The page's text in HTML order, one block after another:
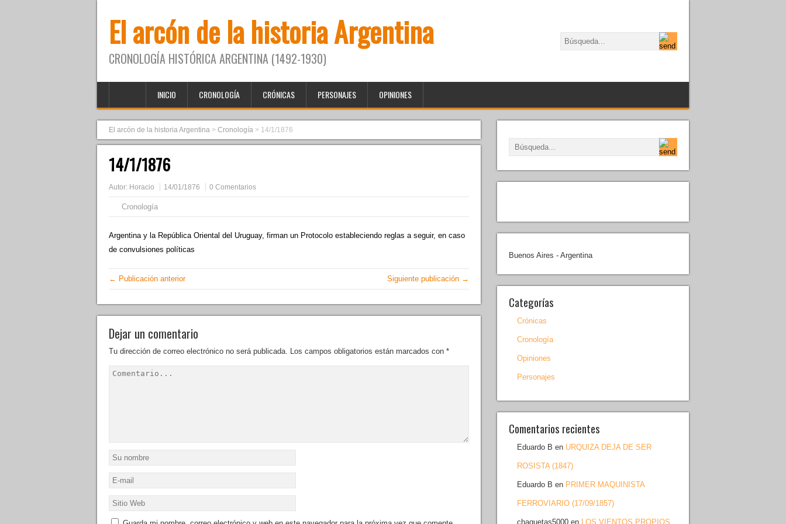
El arcón de la historia Argentina
CRONOLOGÍA HISTÓRICA ARGENTINA (1492-1930)
INICIO CRONOLOGÍA CRÓNICAS PERSONAJES OPINIONES
El arcón de la historia Argentina > Cronología > 14/1/1876
14/1/1876
Autor: Horacio 14/01/1876 0 Comentarios
Cronología
Argentina y la República Oriental del Uruguay, firman un Protocolo estableciendo reglas a seguir, en caso
de convulsiones políticas
← Publicación anterior Siguiente publicación →
Dejar un comentario
Tu dirección de correo electrónico no será publicada. Los campos obligatorios están marcados con *
Buenos Aires - Argentina
Categorías
Crónicas
Cronología
Opiniones
Personajes
Comentarios recientes
Eduardo B en URQUIZA DEJA DE SER
ROSISTA (1847)
Eduardo B en PRIMER MAQUINISTA
FERROVIARIO (17/09/1857)
chaquetas5000 en LOS VIENTOS PROPIOS